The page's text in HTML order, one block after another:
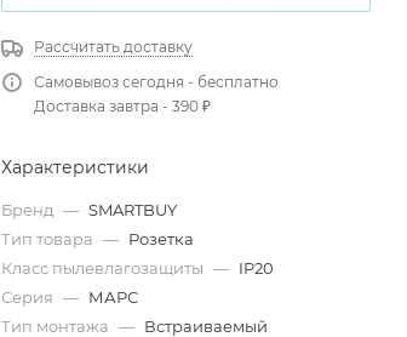
Рассчитать доставку
Самовывоз сегодня - бесплатно
Доставка завтра - 390 ₽
Характеристики
Бренд — SMARTBUY
Тип товара — Розетка
Класс пылевлагозащиты — IP20
Серия — МАРС
Тип монтажа — Встраиваемый